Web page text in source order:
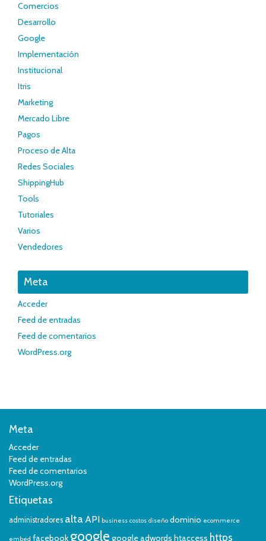
Comercios
Desarrollo
Google
Implementación
Institucional
Itris
Marketing
Mercado Libre
Pagos
Proceso de Alta
Redes Sociales
ShippingHub
Tools
Tutoriales
Varios
Vendedores
Meta
Acceder
Feed de entradas
Feed de comentarios
WordPress.org
Meta
Acceder
Feed de entradas
Feed de comentarios
WordPress.org
Etiquetas
administradores alta API business costos diseño dominio ecommerce
embed facebook google google adwords htaccess https